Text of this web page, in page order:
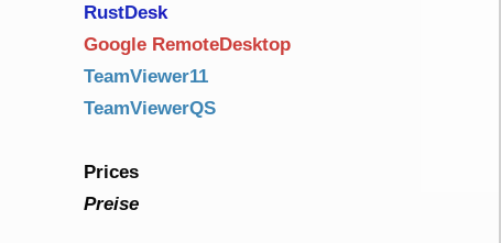
RustDesk
Google RemoteDesktop
TeamViewer11
TeamViewerQS
Prices
Preise